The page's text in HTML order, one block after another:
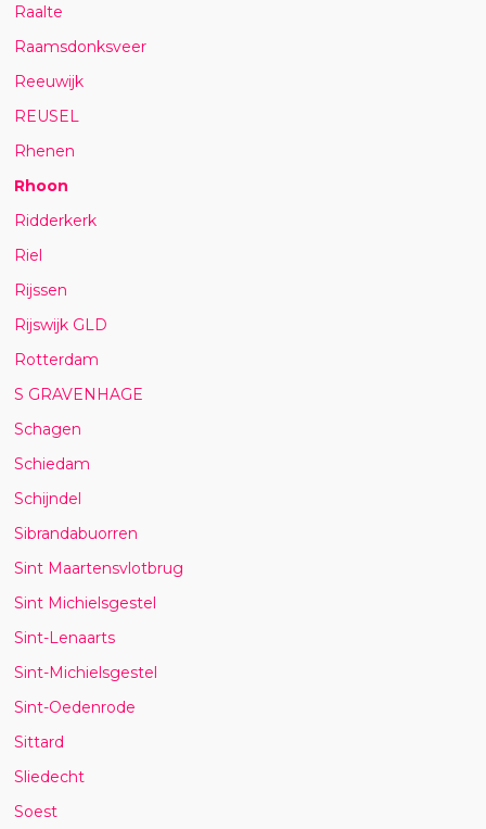
Raalte
Raamsdonksveer
Reeuwijk
REUSEL
Rhenen
Rhoon
Ridderkerk
Riel
Rijssen
Rijswijk GLD
Rotterdam
S GRAVENHAGE
Schagen
Schiedam
Schijndel
Sibrandabuorren
Sint Maartensvlotbrug
Sint Michielsgestel
Sint-Lenaarts
Sint-Michielsgestel
Sint-Oedenrode
Sittard
Sliedecht
Soest